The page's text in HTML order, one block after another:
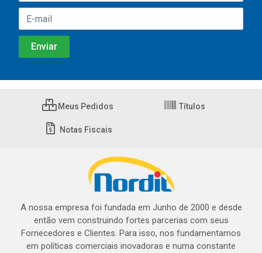
Meus Pedidos Títulos
Notas Fiscais
A nossa empresa foi fundada em Junho de 2000 e desde
então vem construindo fortes parcerias com seus
Fornecedores e Clientes. Para isso, nos fundamentamos
em políticas comerciais inovadoras e numa constante